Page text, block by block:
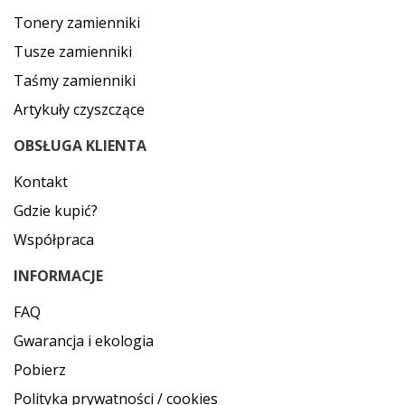
Tonery zamienniki
Tusze zamienniki
Taśmy zamienniki
Artykuły czyszczące
OBSŁUGA KLIENTA
Kontakt
Gdzie kupić?
Współpraca
INFORMACJE
FAQ
Gwarancja i ekologia
Pobierz
Polityka prywatności / cookies